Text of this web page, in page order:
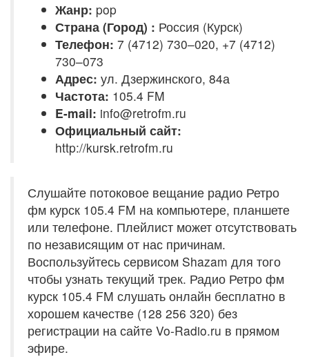
Жанр: pop
Страна (Город) : Россия (Курск)
Телефон: 7 (4712) 730–020, +7 (4712)
730–073
Адрес: ул. Дзержинского, 84а
Частота: 105.4 FM
E-mail: info@retrofm.ru
Официальный сайт:
http://kursk.retrofm.ru
Слушайте потоковое вещание радио Ретро
фм курск 105.4 FM на компьютере, планшете
или телефоне. Плейлист может отсутствовать
по независящим от нас причинам.
Воспользуйтесь сервисом Shazam для того
чтобы узнать текущий трек. Радио Ретро фм
курск 105.4 FM слушать онлайн бесплатно в
хорошем качестве (128 256 320) без
регистрации на сайте Vo-Radio.ru в прямом
эфире.